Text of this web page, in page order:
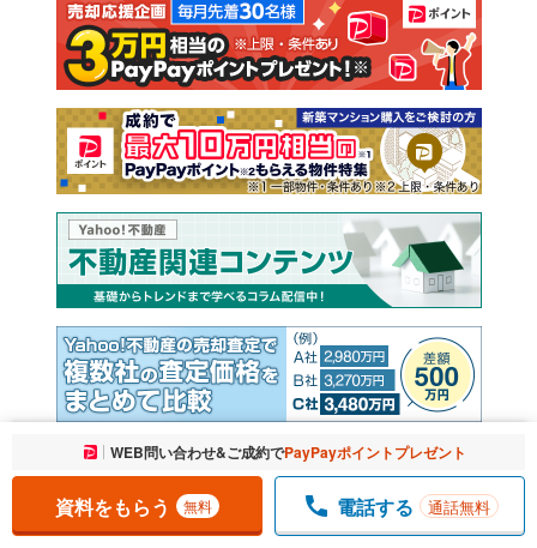
お気に入りに追加しました。 一覧を開く
WEB問い合わせ&ご成約でPayPayポイントプレゼント
資料をもらう 無料 電話する 通話無料
注文住宅 土地
売却査定